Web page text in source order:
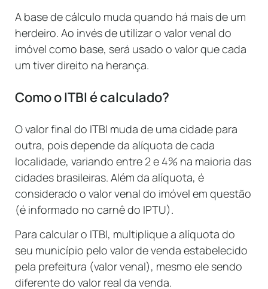
A base de cálculo muda quando há mais de um
herdeiro. Ao invés de utilizar o valor venal do
imóvel como base, será usado o valor que cada
um tiver direito na herança.
Como o ITBI é calculado?
O valor final do ITBI muda de uma cidade para
outra, pois depende da alíquota de cada
localidade, variando entre 2 e 4% na maioria das
cidades brasileiras. Além da alíquota, é
considerado o valor venal do imóvel em questão
(é informado no carnê do IPTU).
Para calcular o ITBI, multiplique a alíquota do
seu município pelo valor de venda estabelecido
pela prefeitura (valor venal), mesmo ele sendo
diferente do valor real da venda.